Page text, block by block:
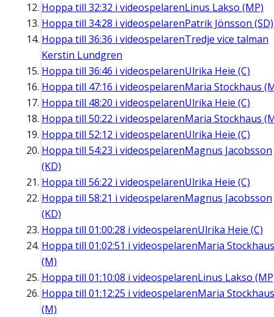
Hoppa till 32:32 i videospelarenLinus Lakso (MP)
Hoppa till 34:28 i videospelarenPatrik Jönsson (SD)
Hoppa till 36:36 i videospelarenTredje vice talman
Kerstin Lundgren
Hoppa till 36:46 i videospelarenUlrika Heie (C)
Hoppa till 47:16 i videospelarenMaria Stockhaus
Hoppa till 48:20 i videospelarenUlrika Heie (C)
Hoppa till 50:22 i videospelarenMaria Stockhaus
Hoppa till 52:12 i videospelarenUlrika Heie (C)
Hoppa till 54:23 i videospelarenMagnus Jacobsson
(KD)
Hoppa till 56:22 i videospelarenUlrika Heie (C)
Hoppa till 58:21 i videospelarenMagnus Jacobsson
(KD)
Hoppa till 01:00:28 i videospelarenUlrika Heie (C)
Hoppa till 01:02:51 i videospelarenMaria Stockhaus
(M)
Hoppa till 01:10:08 i videospelarenLinus Lakso
Hoppa till 01:12:25 i videospelarenMaria Stockhaus
(M)